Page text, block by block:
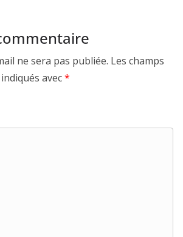
ne sera pas publiée. Les champs
avec*